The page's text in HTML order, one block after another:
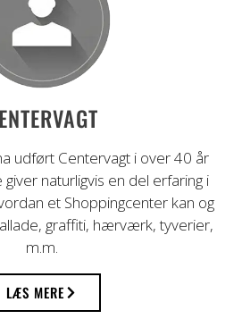
i mere end 40
år
udført Centervagt i over 40 år
naturligvis en del erfaring i
et Shoppingcenter kan og
graffiti, hærværk, tyverier,
m.m.
LÆS MERE